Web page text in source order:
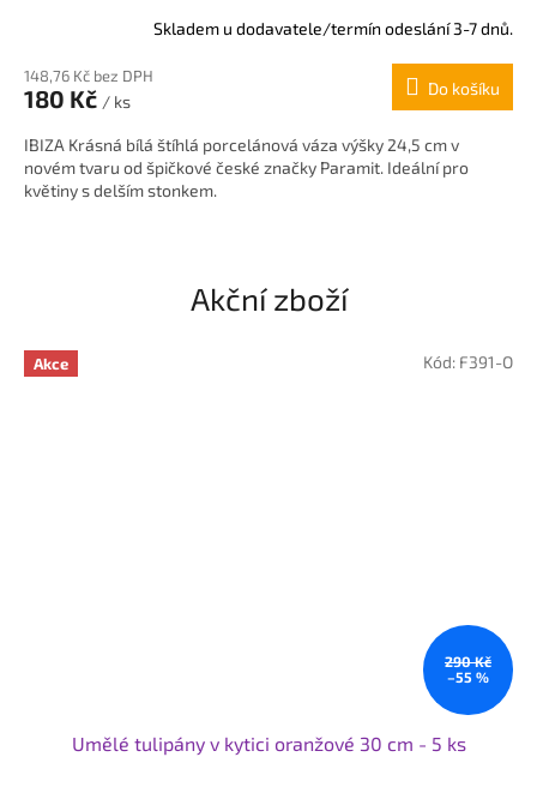
Skladem u dodavatele/termín odeslání 3-7 dnů.
148,76 Kč bez DPH
180 Kč / ks
Do košíku
IBIZA Krásná bílá štíhlá porcelánová váza výšky 24,5 cm v
novém tvaru od špičkové české značky Paramit. Ideální pro
květiny s delším stonkem.
Akční zboží
Akce
290 Kč
–55 %
Umělé tulipány v kytici oranžové 30 cm - 5 ks
Kód: F391-O